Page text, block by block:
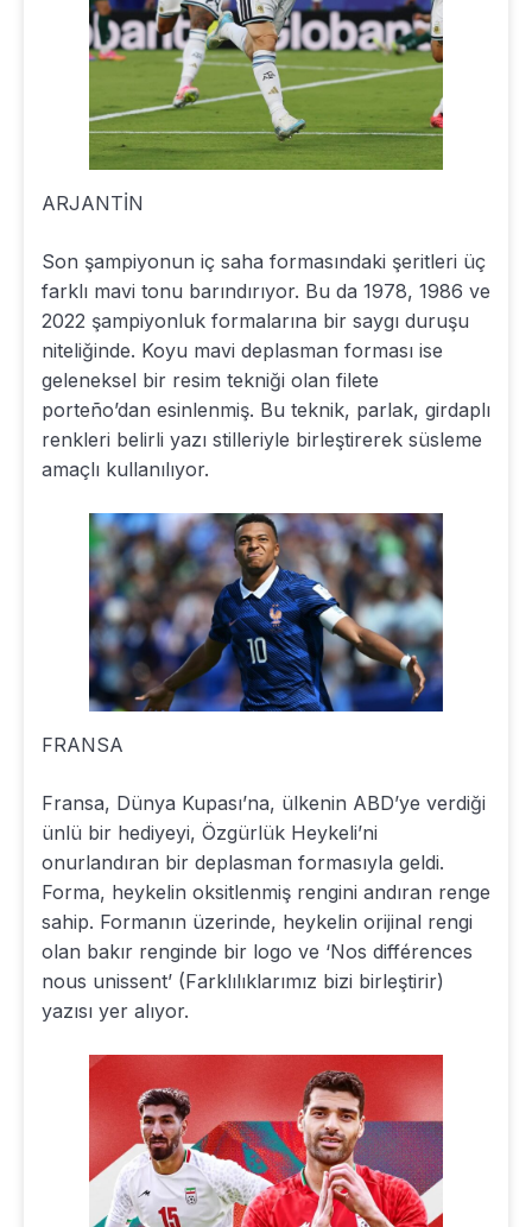
ARJANTİN
Son şampiyonun iç saha formasındaki şeritleri üç
farklı mavi tonu barındırıyor. Bu da 1978, 1986 ve
2022 şampiyonluk formalarına bir saygı duruşu
niteliğinde. Koyu mavi deplasman forması ise
geleneksel bir resim tekniği olan filete
porteño’dan esinlenmiş. Bu teknik, parlak, girdaplı
renkleri belirli yazı stilleriyle birleştirerek süsleme
amaçlı kullanılıyor.
FRANSA
Fransa, Dünya Kupası’na, ülkenin ABD’ye verdiği
ünlü bir hediyeyi, Özgürlük Heykeli’ni
onurlandıran bir deplasman formasıyla geldi.
Forma, heykelin oksitlenmiş rengini andıran renge
sahip. Formanın üzerinde, heykelin orijinal rengi
olan bakır renginde bir logo ve ‘Nos différences
nous unissent’ (Farklılıklarımız bizi birleştirir)
yazısı yer alıyor.